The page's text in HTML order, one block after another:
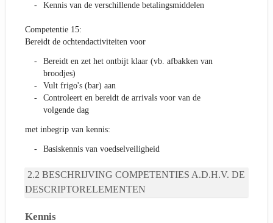
Kennis van de verschillende betalingsmiddelen
Competentie 15:
Bereidt de ochtendactiviteiten voor
Bereidt en zet het ontbijt klaar (vb. afbakken van
broodjes)
Vult frigo's (bar) aan
Controleert en bereidt de arrivals voor van de
volgende dag
met inbegrip van kennis:
Basiskennis van voedselveiligheid
BESCHRIJVING COMPETENTIES A.D.H.V. DE
DESCRIPTORELEMENTEN
Kennis